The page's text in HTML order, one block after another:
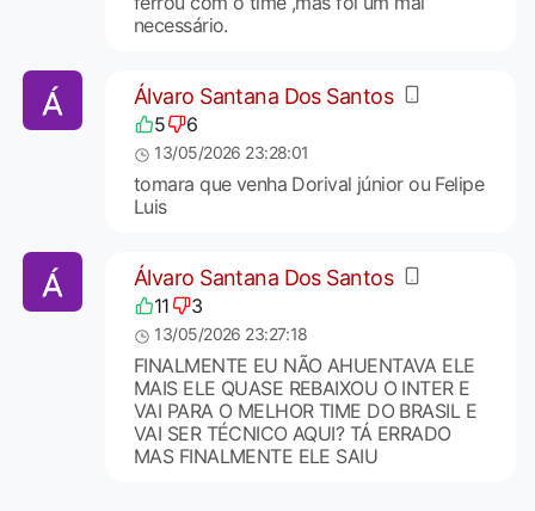
necessário.
Álvaro Santana Dos Santos
5 6
13/05/2026 23:28:01
tomara que venha Dorival júnior ou Felipe
Luis
Álvaro Santana Dos Santos
11 3
13/05/2026 23:27:18
FINALMENTE EU NÃO AHUENTAVA ELE
MAIS ELE QUASE REBAIXOU O INTER E
VAI PARA O MELHOR TIME DO BRASIL E
VAI SER TÉCNICO AQUI? TÁ ERRADO
MAS FINALMENTE ELE SAIU